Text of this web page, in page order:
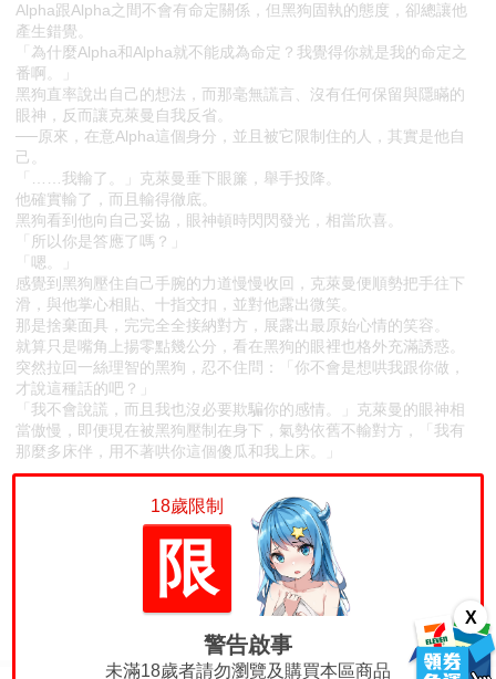
X
Alpha跟Alpha之間不會有命定關係，但黑狗固執的態度，卻總讓他
產生錯覺。
「為什麼Alpha和Alpha就不能成為命定？我覺得你就是我的命定之
番啊。」
黑狗直率說出自己的想法，而那毫無謊言、沒有任何保留與隱瞞的
眼神，反而讓克萊曼自我反省。
──原來，在意Alpha這個身分，並且被它限制住的人，其實是他自
己。
「……我輸了。」克萊曼垂下眼簾，舉手投降。
他確實輸了，而且輸得徹底。
黑狗看到他向自己妥協，眼神頓時閃閃發光，相當欣喜。
「所以你是答應了嗎？」
「嗯。」
感覺到黑狗壓住自己手腕的力道慢慢收回，克萊曼便順勢把手往下
滑，與他掌心相貼、十指交扣，並對他露出微笑。
那是捨棄面具，完完全全接納對方，展露出最原始心情的笑容。
就算只是嘴角上揚零點幾公分，看在黑狗的眼裡也格外充滿誘惑。
突然拉回一絲理智的黑狗，忍不住問：「你不會是想哄我跟你做，
才說這種話的吧？」
「我不會說謊，而且我也沒必要欺騙你的感情。」克萊曼的眼神相
當傲慢，即便現在被黑狗壓制在身下，氣勢依舊不輸對方，「我有
那麼多床伴，用不著哄你這個傻瓜和我上床。」
18歲限制
限
警告啟事
未滿18歲者請勿瀏覽及購買本區商品